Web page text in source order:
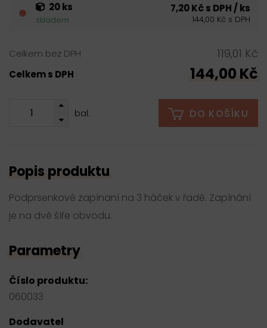
20 ks
skladem
7,20 Kč s DPH / ks
144,00 Kč s DPH
Celkem bez DPH 119,01 Kč
Celkem s DPH 144,00 Kč
bal. DO KOŠÍKU
Popis produktu
Podprsenkové zapínaní na 3 háček v řadě. Zapínání
je na dvě šíře obvodu.
Parametry
Číslo produktu:
060033
Dodavatel